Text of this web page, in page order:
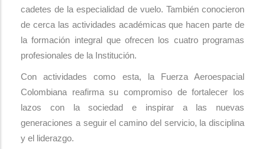
cadetes de la especialidad de vuelo. También conocieron
de cerca las actividades académicas que hacen parte de
la formación integral que ofrecen los cuatro programas
profesionales de la Institución.
Con actividades como esta, la Fuerza Aeroespacial
Colombiana reafirma su compromiso de fortalecer los
lazos con la sociedad e inspirar a las nuevas
generaciones a seguir el camino del servicio, la disciplina
y el liderazgo.